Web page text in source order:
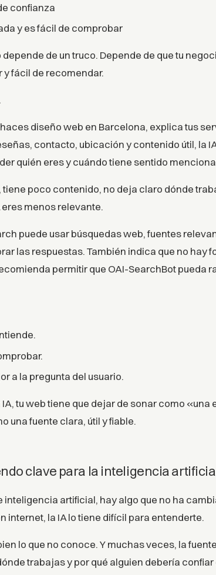
confianza
y es fácil de comprobar
de un truco. Depende de que tu
fácil de recomendar.
diseño web en Barcelona, explica tus
contacto, ubicación y contenido útil, la
quién eres y cuándo tiene sentido
tiene poco contenido, no deja claro dónde
menos relevante.
puede usar búsquedas web, fuentes
las respuestas. También indica que no hay
permitir que OAI-SearchBot pueda
a la pregunta del usuario.
tu web tiene que dejar de sonar como «una
una fuente clara, útil y fiable.
clave para la inteligencia
artificial, hay algo que no ha
internet, la IA lo tiene difícil para entenderte.
lo que no conoce. Y muchas veces, la fuente
trabajas y por qué alguien debería confiar